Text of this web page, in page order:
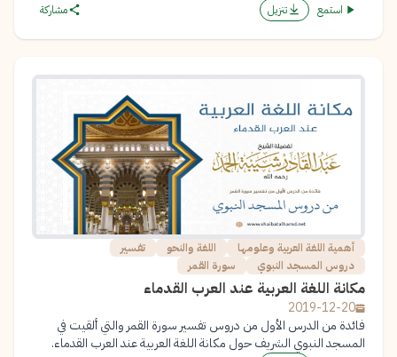
استمع تنزيل مشاركة
أهمية اللغة العربية وعلومها اللغة والنحو
تفسير
دروس المسجد النبوي
سورة القمر
مكانة اللغة العربية عند العرب القدماء
2019-12-20
فائدة من الدرس الأول من دروس تفسير سورة القمر والتي ألقيت في
المسجد النبوي الشريف حول مكانة اللغة العربية عند العرب القدماء.